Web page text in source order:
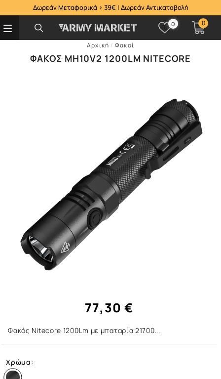
Δωρεάν Μεταφορικά > 39€ | Δωρεάν Αντικαταβολή
0 0
Αρχική / Φακοί
ΦΑΚΌΣ MH10V2 1200LM NITECORE
77,30 €
Φακός Nitecore 1200Lm με μπαταρία 21700...
Χρώμα: